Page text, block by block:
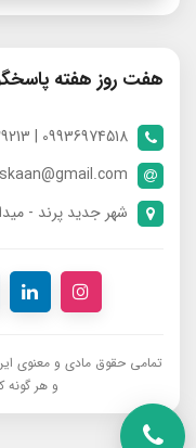
هفت روز هفته
09936974518 | 09024929213 | 09398370112
شهر جدید پرند -
تمامی حقوق مادی و معنوی
و هر گونه